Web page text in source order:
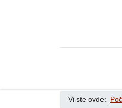
Vi ste ovde: